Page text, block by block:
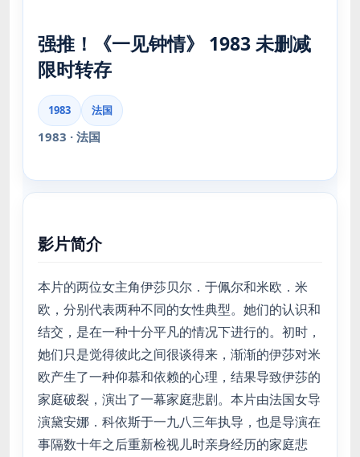
强推！《一见钟情》 1983 未删减
限时转存
1983 法国
1983 · 法国
影片简介
本片的两位女主角伊莎贝尔．于佩尔和米欧．米
欧，分别代表两种不同的女性典型。她们的认识和
结交，是在一种十分平凡的情况下进行的。初时，
她们只是觉得彼此之间很谈得来，渐渐的伊莎对米
欧产生了一种仰慕和依赖的心理，结果导致伊莎的
家庭破裂，演出了一幕家庭悲剧。本片由法国女导
演黛安娜．科依斯于一九八三年执导，也是导演在
事隔数十年之后重新检视儿时亲身经历的家庭悲